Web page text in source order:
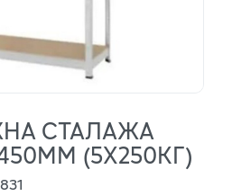
СТАЛАЖА
(5Х250КГ)